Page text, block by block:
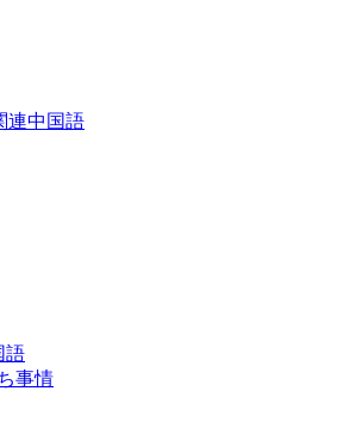
連中国語
語
事情